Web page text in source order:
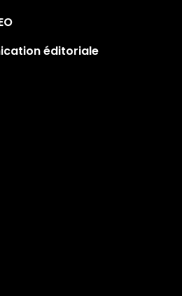
éditoriale